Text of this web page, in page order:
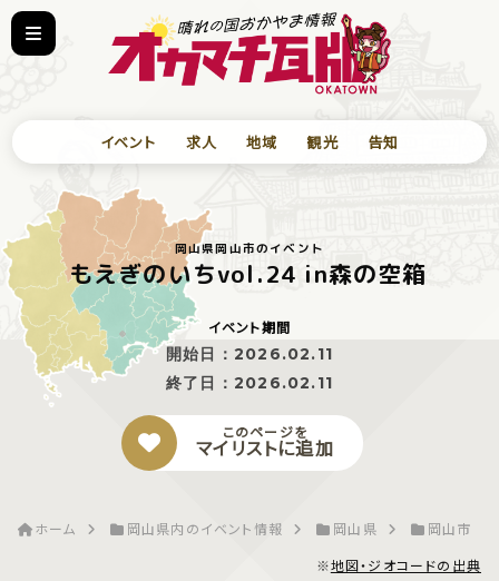
イベント 求人 地域 観光 告知
岡山県岡山市のイベント
もえぎのいちvol.24 in森の空箱⁡⁡
イベント期間
開始日： 2026.02.11
終了日： 2026.02.11
このページを
マイリストに追加
ホーム 岡山県内のイベント情報 岡山県
岡山市
※地図・ジオコードの出典